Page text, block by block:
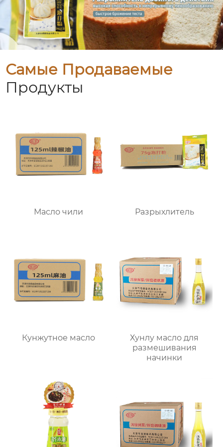
Самые Продаваемые
Продукты
Масло чили Разрыхлитель
Кунжутное масло
Хунлу масло для
размешивания
начинки